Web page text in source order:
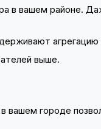
в вашем районе.
агрегацию
выше.
городе